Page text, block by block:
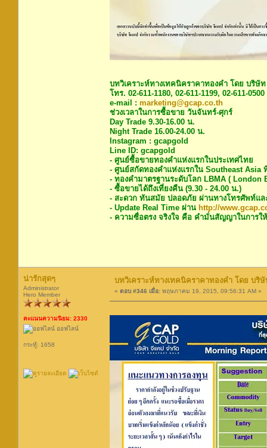
บทวิเคราะห์ทางเทคนิคราคาทองคำ โดย บริษั
โทร. 02-611-1180, 02-611-1199, 02-611-
e-mail : marketing@gcap.co.th
ช่วงเวลาในการซื้อขาย วันจันทร์-ศุกร์
Day Trade 9.30-16.00 น.
Night Trade 16.00-24.00 น.
Instagram : gcapgold
Line ID: gcapgold
- ศูนย์ซื้อขายทองคำแห่งแรกในประเทศไทย
- ศูนย์สกัดทองคำแห่งแรกใน Southeast Asia
- ทองคำมาตรฐานระดับโลก LBMA ( London
- ซื้อขายได้ถึงเที่ยงคืน (9.30 - 24.00 น.)
- สะดวก ทันสมัย ปลอดภัย ผ่านทางโทรศัพท์แล
- Update Real Time ผ่าน http://
- ความซื่อตรง จริงใจ คือ คำมั่นสัญญาในการใ
น่ารักสุดๆ
Administrator
Hero Member
คะแนนความนิยม: 2330
ออฟไลน์
กระทู้: 1658
บทวิเคราะห์ทางเทคนิคราคาทองคำ โดย บริษั
« ตอบ #346 เมื่อ: พฤษภาคม 19, 2015, 09:56:31 AM »